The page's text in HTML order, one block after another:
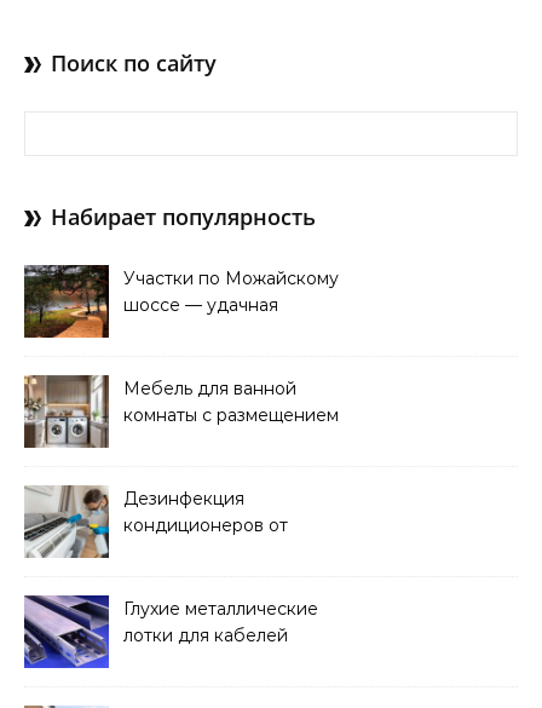
Поиск по сайту
Набирает популярность
Участки по Можайскому
шоссе — удачная
Мебель для ванной
комнаты с размещением
Дезинфекция
кондиционеров от
Глухие металлические
лотки для кабелей